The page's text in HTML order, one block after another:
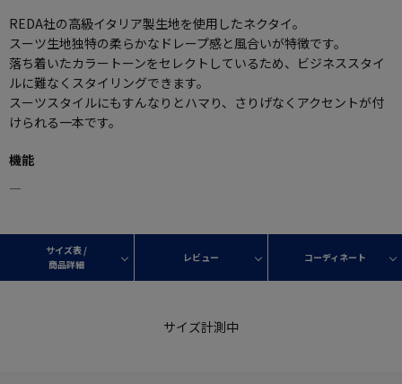
REDA社の高級イタリア製生地を使用したネクタイ。
スーツ生地独特の柔らかなドレープ感と風合いが特徴です。
落ち着いたカラートーンをセレクトしているため、ビジネススタイ
ルに難なくスタイリングできます。
スーツスタイルにもすんなりとハマり、さりげなくアクセントが付
けられる一本です。
機能
―
サイズ表 /
商品詳細
レビュー コーディネート
サイズ計測中